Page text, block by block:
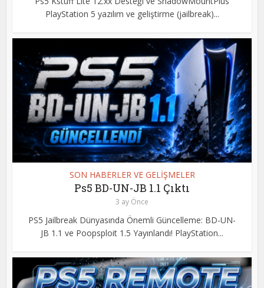
PlayStation 5 yazılım ve geliştirme (jailbreak)...
SON HABERLER VE GELİŞMELER
Ps5 BD-UN-JB 1.1 Çıktı
3 ay Önce
PS5 Jailbreak Dünyasında Önemli Güncelleme: BD-UN-
JB 1.1 ve Poopsploit 1.5 Yayınlandı! PlayStation...